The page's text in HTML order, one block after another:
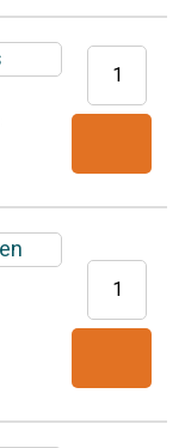
Traditional